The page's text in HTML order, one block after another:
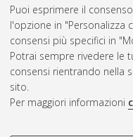
Puoi esprimere il
l'opzione in "Personalizza
consensi più specifici in
Potrai sempre rivedere le
consensi rientrando nella
sito.
Per maggiori informazioni
Rss 1.0
Rss 2.0
ISSN: 2038-7946